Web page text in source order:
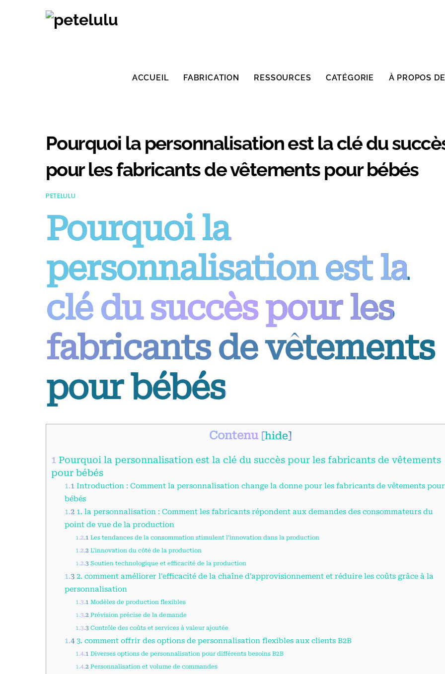
ACCUEIL FABRICATION RESSOURCES CATÉGORIE À PROPOS
Pourquoi la personnalisation est la clé du
pour les fabricants de vêtements pour bébés
PETELULU
Pourquoi la
personnalisation est la
clé du succès pour les
fabricants de vêtements
pour bébés
Contenu [hide]
1 Pourquoi la personnalisation est la clé du succès pour les fabricants de vêtements
pour bébés
1.1 Introduction : Comment la personnalisation change la donne pour les fabricants de vêtements pour
bébés
1.2 1. la personnalisation : Comment les fabricants répondent aux demandes des consommateurs du
point de vue de la production
1.2.1 Les tendances de la consommation stimulent l'innovation dans la production
1.2.2 L'innovation du côté de la production
1.2.3 Soutien technologique et efficacité de la production
1.3 2. comment améliorer l'efficacité de la chaîne d'approvisionnement et réduire les coûts grâce à la
personnalisation
1.3.1 Modèles de production flexibles
1.3.2 Prévision précise de la demande
1.3.3 Contrôle des coûts et services à valeur ajoutée
1.4 3. comment offrir des options de personnalisation flexibles aux clients B2B
1.4.1 Diverses options de personnalisation pour différents besoins B2B
1.4.2 Personnalisation et volume de commandes